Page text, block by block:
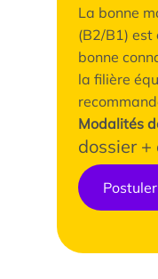
La bonne
(B2/B1) est
bonne
la filière
Modalités
dossier
Postuler